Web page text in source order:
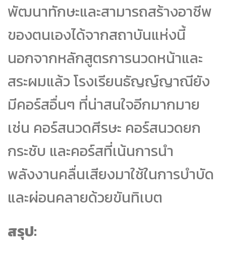
พัฒนาทักษะและสามารถสร้างอาชีพ
ของตนเองได้จากสถาบันแห่งนี้
นอกจากหลักสูตรการนวดหน้าและ
สระผมแล้ว โรงเรียนธัญญ์ญาณียัง
มีคอร์สอื่นๆ ที่น่าสนใจอีกมากมาย
เช่น คอร์สนวดศีรษะ คอร์สนวดยก
กระชับ และคอร์สที่เน้นการนำ
พลังงานคลื่นเสียงมาใช้ในการบำบัด
และผ่อนคลายด้วยขันทิเบต
สรุป: